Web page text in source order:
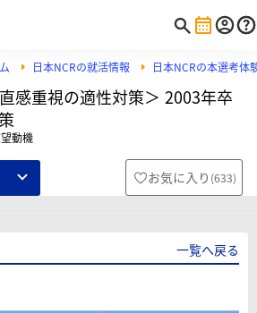
日本NCRの就活情報 日本NCRの本選考体
感重視の適性対策＞ 2003年卒
動機
お気に入り (633)
一覧へ戻る